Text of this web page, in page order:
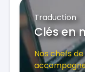
Traduction
Clés en
Nos chefs